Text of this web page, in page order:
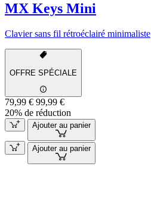
MX Keys Mini
Clavier sans fil rétroéclairé minimaliste
OFFRE SPÉCIALE
79,99 € 99,99 €
20% de réduction
Ajouter au panier
Ajouter au panier